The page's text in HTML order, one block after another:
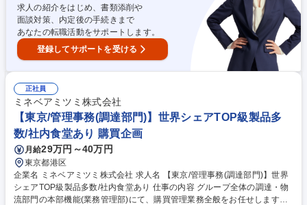
求人の紹介をはじめ、書類添削や
面談対策、内定後の手続きまで
あなたの転職活動をサポートします。
登録してサポートを受ける
正社員
ミネベアミツミ株式会社
【東京/管理事務(調達部門)】世界シェアTOP級製品多
数/社内食堂あり 購買企画
月給29万円～40万円
東京都港区
企業名 ミネベアミツミ株式会社 求人名 【東京/管理事務(調達部門)】世界
シェアTOP級製品多数/社内食堂あり 仕事の内容 グループ全体の調達・物
流部門の本部機能(業務管理部)にて、購買管理業務全般をお任せします。